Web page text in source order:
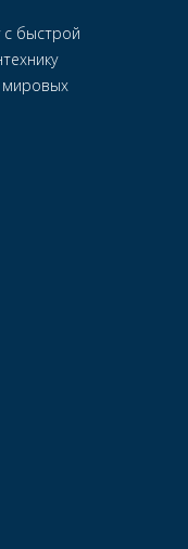
с быстрой
мировых